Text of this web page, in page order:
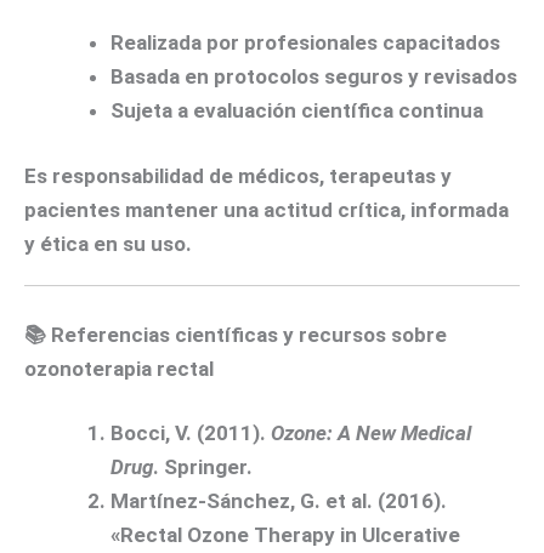
Realizada por profesionales capacitados
Basada en protocolos seguros y revisados
Sujeta a evaluación científica continua
Es responsabilidad de médicos, terapeutas y
pacientes mantener una actitud crítica, informada
y ética en su uso.
📚 Referencias científicas y recursos sobre
ozonoterapia rectal
Bocci, V. (2011). Ozone: A New Medical
Drug. Springer.
Martínez-Sánchez, G. et al. (2016).
«Rectal Ozone Therapy in Ulcerative